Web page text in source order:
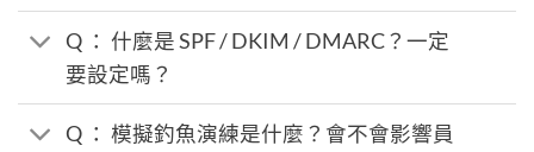
Q ： 什麼是 SPF / DKIM / DMARC？一定
要設定嗎？
Q ： 模擬釣魚演練是什麼？會不會影響員